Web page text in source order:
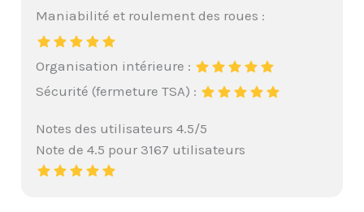
Maniabilité et roulement des roues :
Organisation intérieure :
Sécurité (fermeture TSA) :
Notes des utilisateurs 4.5/5
Note de 4.5 pour 3167 utilisateurs